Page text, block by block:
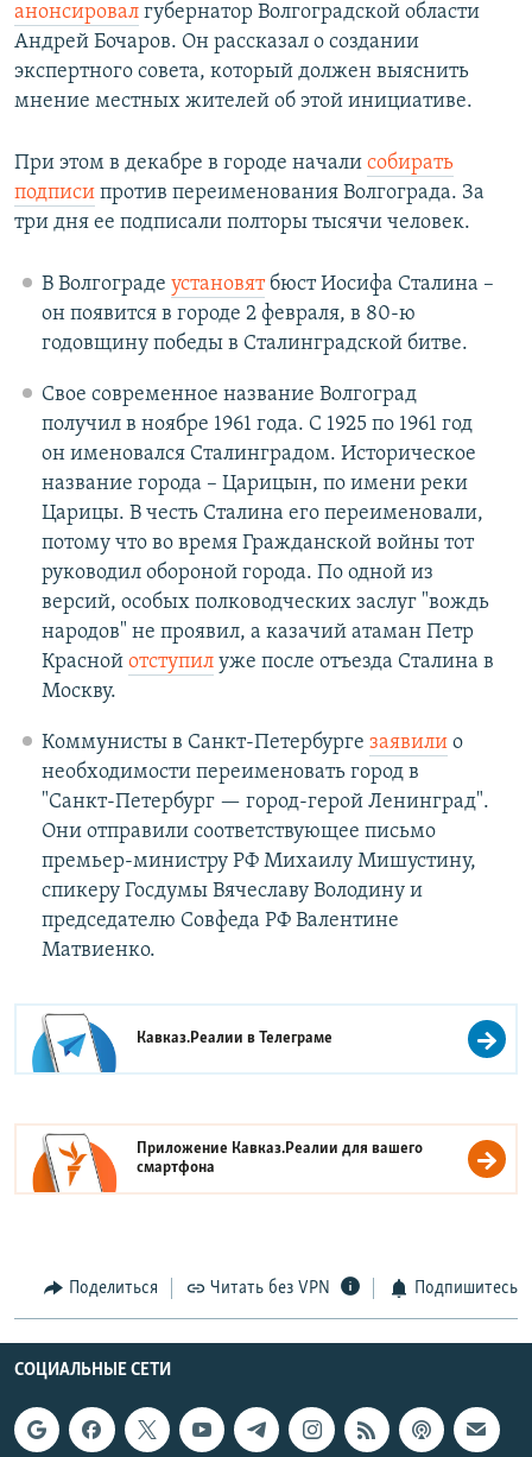
анонсировал губернатор Волгоградской области
Андрей Бочаров. Он рассказал о создании
экспертного совета, который должен выяснить
мнение местных жителей об этой инициативе.
При этом в декабре в городе начали собирать
подписи против переименования Волгограда. За
три дня ее подписали полторы тысячи человек.
В Волгограде установятбюст Иосифа Сталина –
он появится в городе 2 февраля, в 80-ю
годовщину победы в Сталинградской битве.
Свое современное название Волгоград
получил в ноябре 1961 года. С 1925 по 1961 год
он именовался Сталинградом. Историческое
название города – Царицын, по имени реки
Царицы. В честь Сталина его переименовали,
потому что во время Гражданской войны тот
руководил обороной города. По одной из
версий, особых полководческих заслуг "вождь
народов" не проявил, а казачий атаман Петр
Красной отступилуже после отъезда Сталина в
Москву.
Коммунисты в Санкт-Петербурге заявилио
необходимости переименовать город в
"Санкт-Петербург — город-герой Ленинград".
Они отправили соответствующее письмо
премьер-министру РФ Михаилу Мишустину,
спикеру Госдумы Вячеславу Володину и
председателю Совфеда РФ Валентине
Матвиенко.
Кавказ.Реалии вТелеграме
Приложение Кавказ.Реалии для вашего
смартфона
Поделиться Читать без VPN Подпишитесь
СОЦИАЛЬНЫЕ СЕТИ